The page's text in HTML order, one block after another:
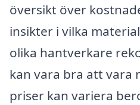
översikt över
insikter i vilka
olika hantverkare
kan vara bra att vara
priser kan variera